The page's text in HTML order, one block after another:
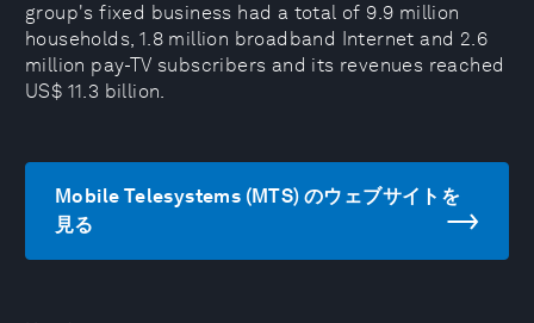
group's fixed business had a total of 9.9 million
households, 1.8 million broadband Internet and 2.6
million pay-TV subscribers and its revenues reached
US$ 11.3 billion.
Mobile Telesystems (MTS) のウェブサイトを
見る